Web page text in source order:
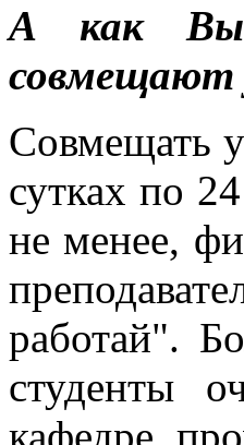
А как Вы
совмещают
Совмещать
сутках по
не менее,
работай".
студенты
кафедре